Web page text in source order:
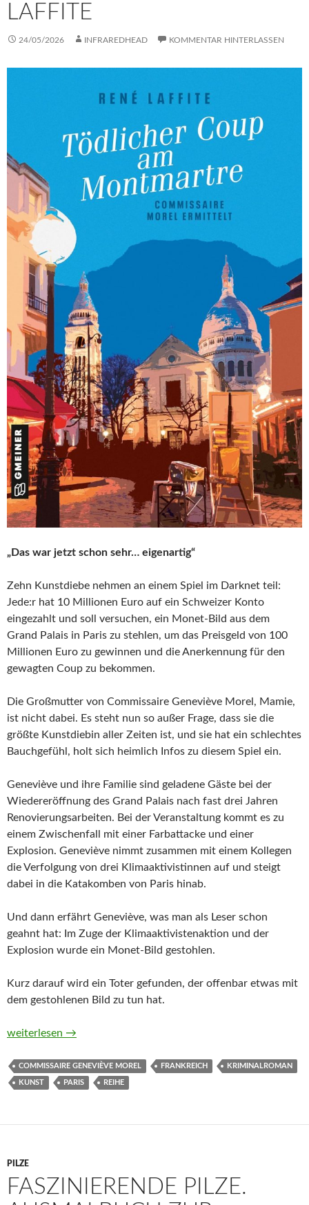
LAFFITE
24/05/2026 INFRAREDHEAD KOMMENTAR HINTERLASSEN
„Das war jetzt schon sehr… eigenartig“
Zehn Kunstdiebe nehmen an einem Spiel im Darknet teil:
Jede:r hat 10 Millionen Euro auf ein Schweizer Konto
eingezahlt und soll versuchen, ein Monet-Bild aus dem
Grand Palais in Paris zu stehlen, um das Preisgeld von 100
Millionen Euro zu gewinnen und die Anerkennung für den
gewagten Coup zu bekommen.
Die Großmutter von Commissaire Geneviève Morel, Mamie,
ist nicht dabei. Es steht nun so außer Frage, dass sie die
größte Kunstdiebin aller Zeiten ist, und sie hat ein schlechtes
Bauchgefühl, holt sich heimlich Infos zu diesem Spiel ein.
Geneviève und ihre Familie sind geladene Gäste bei der
Wiedereröffnung des Grand Palais nach fast drei Jahren
Renovierungsarbeiten. Bei der Veranstaltung kommt es zu
einem Zwischenfall mit einer Farbattacke und einer
Explosion. Geneviève nimmt zusammen mit einem Kollegen
die Verfolgung von drei Klimaaktivistinnen auf und steigt
dabei in die Katakomben von Paris hinab.
Und dann erfährt Geneviève, was man als Leser schon
geahnt hat: Im Zuge der Klimaaktivistenaktion und der
Explosion wurde ein Monet-Bild gestohlen.
Kurz darauf wird ein Toter gefunden, der offenbar etwas mit
dem gestohlenen Bild zu tun hat.
Tödlicher Coup am Montmartre von René Laffite
weiterlesen →
COMMISSAIRE GENEVIÈVE MOREL FRANKREICH KRIMINALROMAN
KUNST PARIS REIHE
PILZE
FASZINIERENDE PILZE.